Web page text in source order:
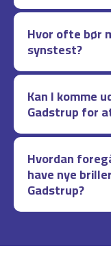
Hvor ofte bør
synstest?
Kan I komme
Gadstrup for
Hvordan
have nye
Gadstrup?